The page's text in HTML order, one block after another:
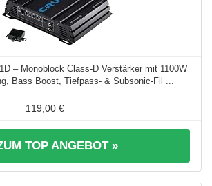
– Monoblock Class-D Verstärker mit 1100W
Bass Boost, Tiefpass- & Subsonic-Fil ...
119,00 €
TOP ANGEBOT »